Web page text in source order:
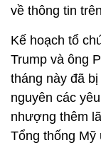
về thông tin
Kế hoạch tổ
Trump và ông
tháng này đã
nguyên các
nhượng thêm
Tổng thống Mỹ